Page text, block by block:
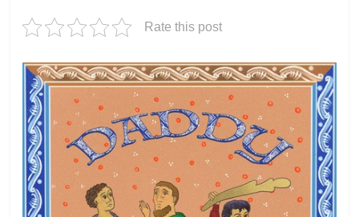
Rate this post